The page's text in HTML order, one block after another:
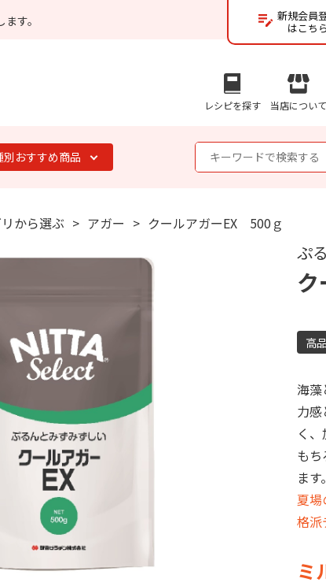
す。
新規会員
はこちら
レシピを探す 当店について
別おすすめ商品
から選ぶ アガー クールアガーEX 500ｇ
ぷ
高
海藻
力
く
も
ます。
夏
格派
ミ